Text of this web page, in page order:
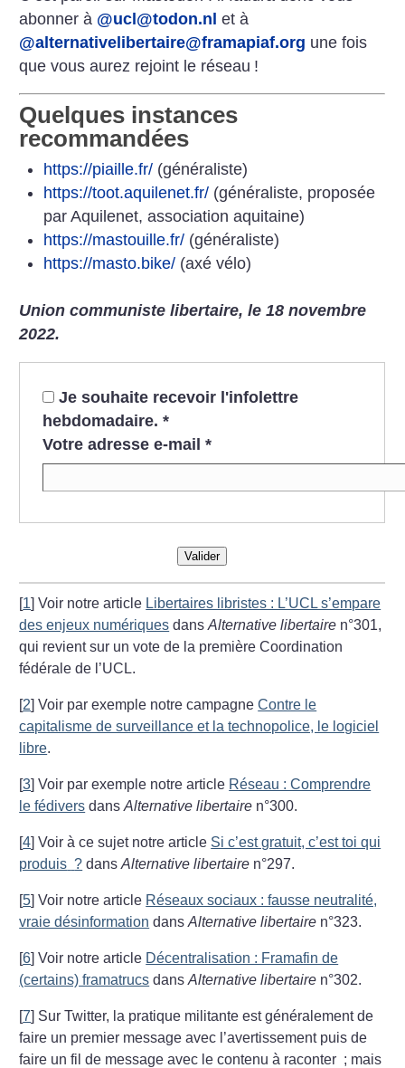
abonner à @ucl@todon.nl et à
@alternativelibertaire@framapiaf.org une fois
que vous aurez rejoint le réseau !
Quelques instances
recommandées
https://piaille.fr/(généraliste)
https://toot.aquilenet.fr/(généraliste, proposée
par Aquilenet, association aquitaine)
https://mastouille.fr/(généraliste)
https://masto.bike/(axé vélo)
Union communiste libertaire, le 18 novembre
2022.
Je souhaite recevoir l'infolettre
hebdomadaire. *
Votre adresse e-mail *
Valider
[1]Voir notre article Libertaires libristes : L’UCL s’empare
des enjeux numériques dansAlternative libertaire n°301,
qui revient sur un vote de la première Coordination
fédérale de l’UCL.
[2]Voir par exemple notre campagneContre le
capitalisme de surveillance et la technopolice, le logiciel
libre.
[3]Voir par exemple notre article Réseau : Comprendre
le fédivers dansAlternative libertaire n°300.
[4]Voir à ce sujet notre article Si c’est gratuit, c’est toi qui
produis ? dansAlternative libertaire n°297.
[5]Voir notre article Réseaux sociaux : fausse neutralité,
vraie désinformation dansAlternative libertaire n°323.
[6]Voir notre article Décentralisation : Framafin de
(certains) framatrucs dansAlternative libertaire n°302.
[7] Sur Twitter, la pratique militante est généralement de
faire un premier message avec l’avertissement puis de
faire un fil de message avec le contenu à raconter ; mais